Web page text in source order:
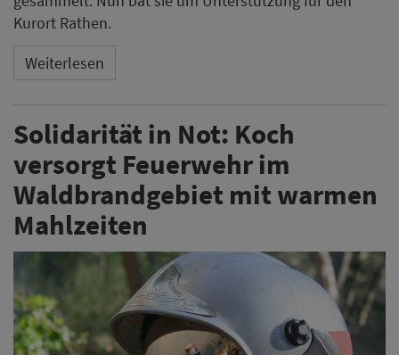
Kurort Rathen.
Weiterlesen
Solidarität in Not: Koch
versorgt Feuerwehr im
Waldbrandgebiet mit warmen
Mahlzeiten